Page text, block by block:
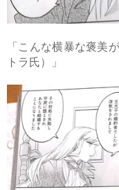
「こんな横暴な褒
トラ氏）」